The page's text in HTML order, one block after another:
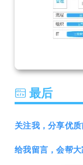
最后
关注我，分享优
给我留言，会帮